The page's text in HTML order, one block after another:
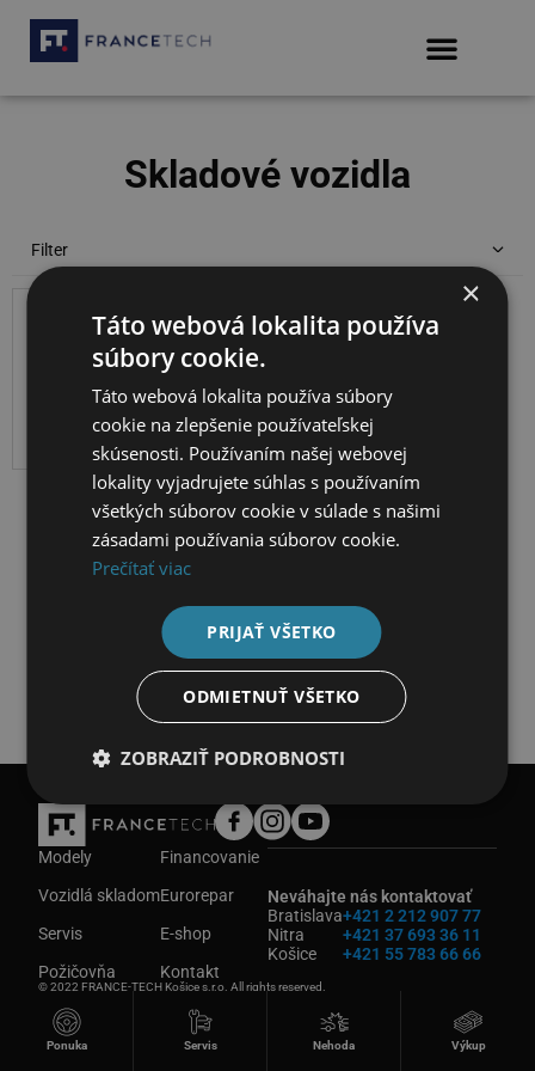
Skladové vozidla
Filter
argument
missing.
s
DPH
Detaily na
financovanie
získate u
vášho
predajcu.
Nenašli ste požadované vozidlo?
Neváhajte nás kontaktovať
Ponuka Servis Nehoda Výkup
Modely
Vozidlá skladom
Servis
Požičovňa
Financovanie
Eurorepar
E-shop
Kontakt
Neváhajte nás kontaktovať
Bratislava
Nitra
Košice
+421 2 212 907 77
+421 37 693 36 11
+421 55 783 66 66
© 2022 FRANCE-TECH Košice s.r.o. All rights reserved.
×
Táto webová lokalita používa
súbory cookie.
Táto webová lokalita používa súbory
cookie na zlepšenie používateľskej
skúsenosti. Používaním našej webovej
lokality vyjadrujete súhlas s používaním
všetkých súborov cookie v súlade s našimi
zásadami používania súborov cookie.
Prečítať viac
PRIJAŤ VŠETKO
ODMIETNUŤ VŠETKO
ZOBRAZIŤ PODROBNOSTI